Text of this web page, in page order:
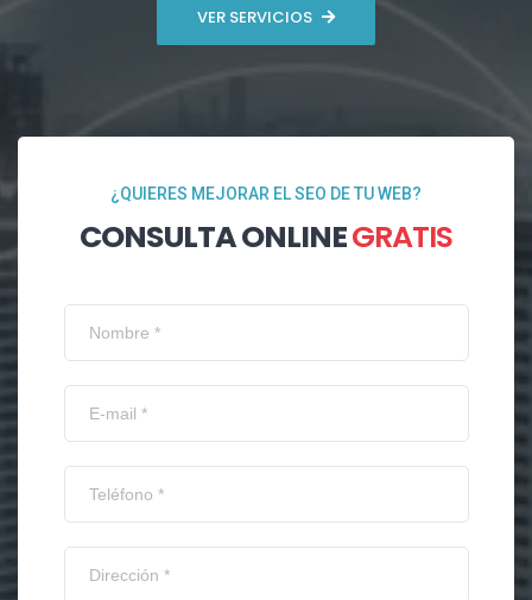
VER SERVICIOS
¿QUIERES MEJORAR EL SEO DE TU WEB?
CONSULTA ONLINEGRATIS